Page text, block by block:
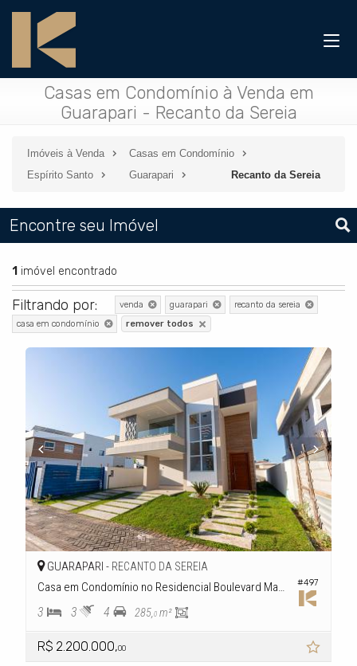
Casas em Condomínio à Venda em
Guarapari - Recanto da Sereia
Imóveis à Venda
Casas em Condomínio
Espírito Santo
Guarapari Recanto da Sereia
Encontre seu Imóvel
1 imóvel encontrado
Filtrando por: venda guarapari
recanto da sereia
casa em condomínio
remover todos
#497
GUARAPARI - RECANTO DA SEREIA
Casa em Condomínio no Residencial Boulevard Mar D'ule
3 3 4 285,0 m²
R$ 2.200.000,00